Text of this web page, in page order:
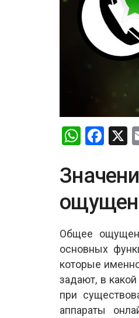
W
at
s
A
p
p
F
ce
b
o
o
k
X
Общее
основных
которые
задают, в
при
аппараты